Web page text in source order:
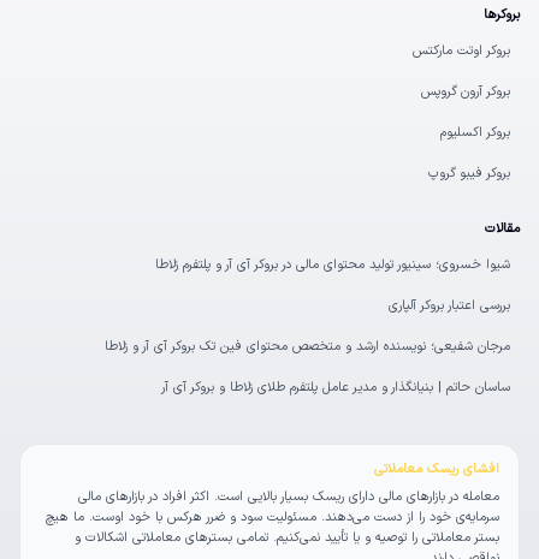
بروکرها
بروکر اوتت مارکتس
بروکر آرون گروپس
بروکر اکسلیوم
بروکر فیبو گروپ
مقالات
شیوا خسروی؛ سینیور تولید محتوای مالی در بروکر آی‌ آر و پلتفرم زلاطا
بررسی اعتبار بروکر آلپاری
مرجان شفیعی؛ نویسنده ارشد و متخصص محتوای فین‌ تک بروکر آی آر و زلاطا
ساسان حاتم | بنیانگذار و مدیر عامل پلتفرم طلای زلاطا و بروکر آی آر
افشای ریسک معاملاتی
معامله در بازارهای مالی دارای ریسک بسیار بالایی است. اکثر افراد در بازارهای مالی
سرمایه‌ی خود را از دست می‌دهند. مسئولیت سود و ضرر هرکس با خود اوست. ما هیچ
بستر معاملاتی را توصیه و یا تأیید نمی‌کنیم. تمامی بسترهای معاملاتی اشکالات و